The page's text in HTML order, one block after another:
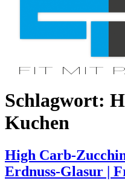
Schlagwort:
Kuchen
High Carb-
Erdnuss-Glasur |